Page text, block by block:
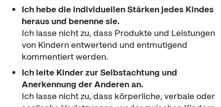
Ich hebe die individuellen Stärken jedes Kindes
heraus und benenne sie.
Ich lasse nicht zu, dass Produkte und Leistungen
von Kindern entwertend und entmutigend
kommentiert werden.
Ich leite Kinder zur Selbstachtung und
Anerkennung der Anderen an.
Ich lasse nicht zu, dass körperliche, verbale oder